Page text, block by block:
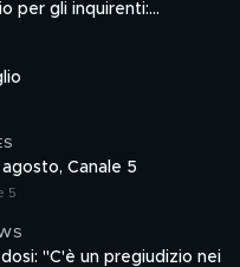
per gli inquirenti:
e bugiardo"
Canale 5
5
"C'è un pregiudizio nei